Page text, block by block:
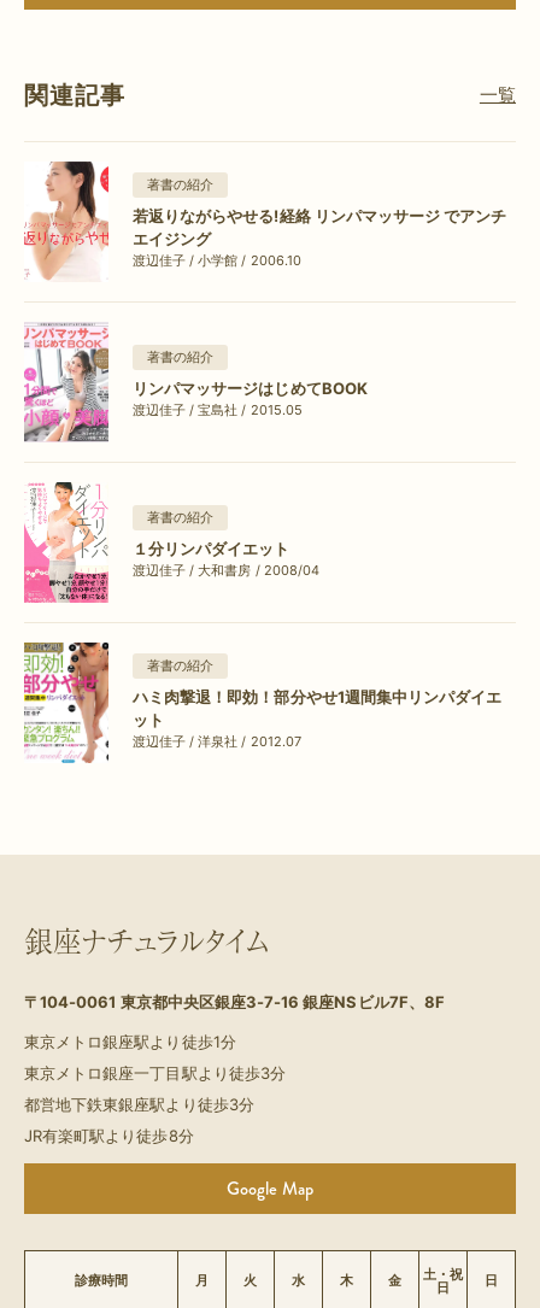
関連記事 一覧
著書の紹介
若返りながらやせる!経絡 リンパマッサージ でアンチ
エイジング
渡辺佳子 / 小学館 / 2006.10
著書の紹介
リンパマッサージはじめてBOOK
渡辺佳子 / 宝島社 / 2015.05
著書の紹介
１分リンパダイエット
渡辺佳子 / 大和書房 / 2008/04
著書の紹介
ハミ肉撃退！即効！部分やせ1週間集中リンパダイエ
ット
渡辺佳子 / 洋泉社 / 2012.07
銀座ナチュラルタイム
〒104-0061 東京都中央区銀座3-7-16 銀座NSビル7F、8F
東京メトロ銀座駅より徒歩1分
東京メトロ銀座一丁目駅より徒歩3分
都営地下鉄東銀座駅より徒歩3分
JR有楽町駅より徒歩8分
Google Map
診療時間 月 火 水 木 金 土・祝
日 日